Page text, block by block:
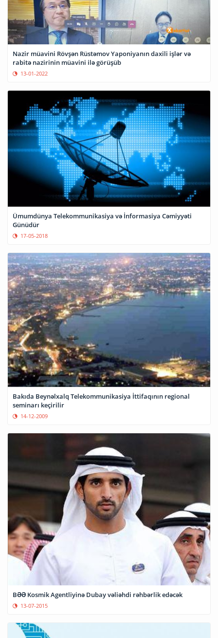
Nazir müavini Rövşən Rüstəmov Yaponiyanın daxili işlər və
rabitə nazirinin müavini ilə görüşüb
13-01-2022
Ümumdünya Telekommunikasiya və İnformasiya Cəmiyyəti
Günüdür
17-05-2018
Bakıda Beynəlxalq Telekommunikasiya İttifaqının regional
seminarı keçirilir
14-12-2009
BƏƏ Kosmik Agentliyinə Dubay vəliəhdi rəhbərlik edəcək
13-07-2015